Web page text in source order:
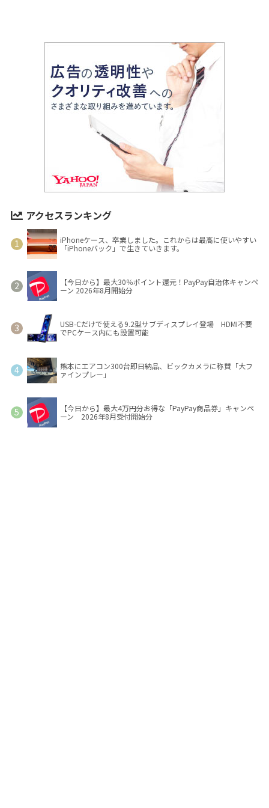
アクセスランキング
iPhoneケース、卒業しました。これからは最高に使いやすい
「iPhoneバック」で生きていきます。
【今日から】最大30％ポイント還元！PayPay自治体キャンペ
ーン 2026年8月開始分
USB-Cだけで使える9.2型サブディスプレイ登場 HDMI不要
でPCケース内にも設置可能
熊本にエアコン300台即日納品、ビックカメラに称賛「大フ
ァインプレー」
【今日から】最大4万円分お得な「PayPay商品券」キャンペ
ーン 2026年8月受付開始分